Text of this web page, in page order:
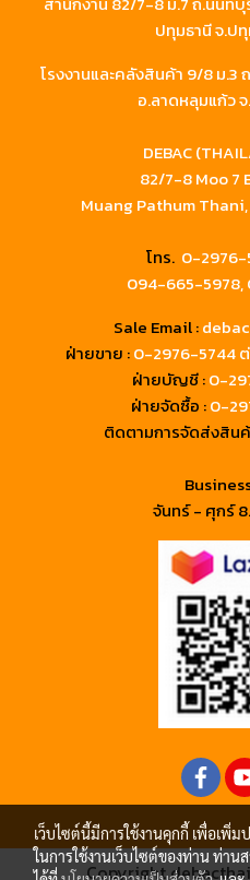
ปทุมธานี จ.ป
โรงงานและคลังสินค้า 9/8 ม.3
อ.ลาดหลุมแก้ว
DEBAC
82/7-8 Moo 7
Muang Pathum
โทร. 0-2976-
094-665-5978,
Sale Email :
ฝ่ายขาย :0-2976-5744
ฝ่ายบัญชี :0-
ฝ่ายจัดซื้อ :0-
ติดตามการจัดส่งสิน
จันทร์ - ศุกร์
Copyright
เว็บไซต์นี้มีการใช้งานคุกกี้ เพื่อเ
ในการใช้งานเว็บไซต์ของท่าน ท่าน